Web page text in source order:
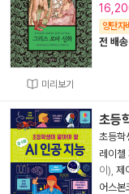
미리보기
양탄자
전 배송
초등
초등학
레이첼
이), 제
어스본